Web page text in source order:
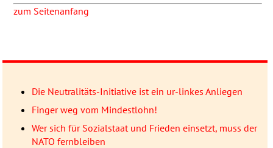
zum Seitenanfang
Die Neutralitäts-Initiative ist ein ur-linkes Anliegen
Finger weg vom Mindestlohn!
Wer sich für Sozialstaat und Frieden einsetzt, muss der
NATO fernbleiben